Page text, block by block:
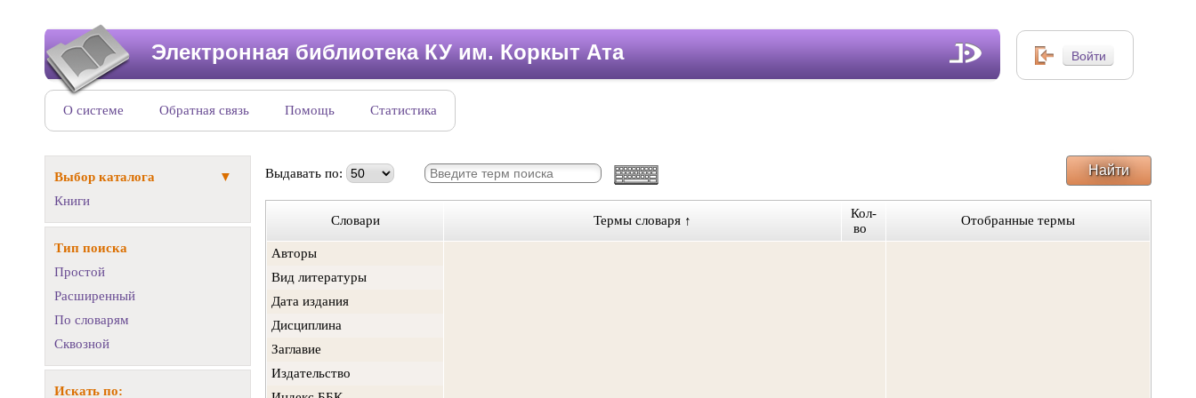
Электронная библиотека КУ им. Коркыт Ата
О системе Обратная связь Помощь Статистика
Выбор каталога
Книги
Тип поиска
Простой
Расширенный
По словарям
Сквозной
Искать по:
Найти
Выдавать по:
Словари Термы словаря ↑
Кол-
во
Отобранные термы
Авторы
Вид литературы
Дата издания
Дисциплина
Заглавие
Издательство